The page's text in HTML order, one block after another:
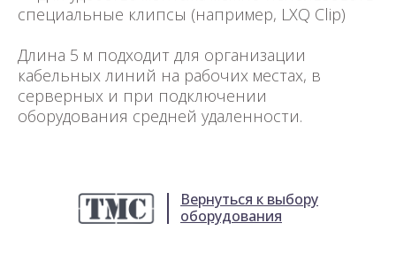
специальные клипсы (например, LXQ Clip)
Длина 5 м подходит для организации
кабельных линий на рабочих местах, в
серверных и при подключении
оборудования средней удаленности.
Вернуться к выбору
оборудования